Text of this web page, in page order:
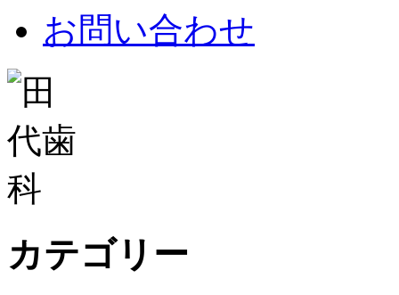
お問い合わせ
カテゴリー